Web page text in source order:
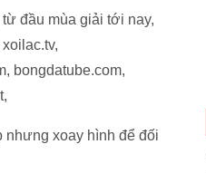
đầu mùa giải tới nay,
bongdatube.com,
nhưng xoay hình để đối